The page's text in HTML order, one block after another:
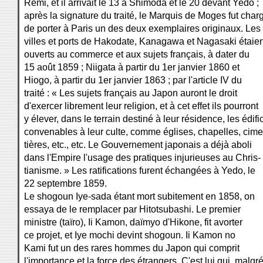
Rémi, et il arrivait le 13 à Shimoda et le 20 devant Yedo ;
après la signature du traité, le Marquis de Moges fut
de porter à Paris un des deux exemplaires originaux. Les
villes et ports de Hakodate, Kanagawa et Nagasaki
ouverts au commerce et aux sujets français, à dater du
15 août 1859 ; Niigata à partir du 1er janvier 1860 et
Hiogo, à partir du 1er janvier 1863 ; par l'article IV du
traité : « Les sujets français au Japon auront le droit
d'exercer librement leur religion, et à cet effet ils pourront
y élever, dans le terrain destiné à leur résidence, les
convenables à leur culte, comme églises, chapelles,
tières, etc., etc. Le Gouvernement japonais a déjà aboli
dans l'Empire l'usage des pratiques injurieuses au Chris-
tianisme. » Les ratifications furent échangées à Yedo, le
22 septembre 1859.
Le shogoun Iye-sada étant mort subitement en 1858, on
essaya de le remplacer par Hitotsubashi. Le premier
ministre (taïro), Ii Kamon, daïmyo d'Hikone, fit avorter
ce projet, et Iye mochi devint shogoun. Ii Kamon no
Kami fut un des rares hommes du Japon qui comprit
l'importance et la force des étrangers. C'est lui qui, malgré